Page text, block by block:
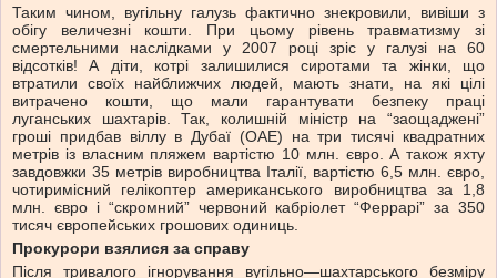
Таким чином, вугільну галузь фактично знекровили, вивіши з
обігу величезні кошти. При цьому рівень травматизму зі
смертельними наслідками у 2007 році зріс у галузі на 60
відсотків! А діти, котрі залишилися сиротами та жінки, що
втратили своїх найближчих людей, мають знати, на які цілі
витрачено кошти, що мали гарантувати безпеку праці
луганських шахтарів. Так, колишній міністр на “заощаджені”
гроші придбав віллу в Дубаї (ОАЕ) на три тисячі квадратних
метрів із власним пляжем вартістю 10 млн. євро. А також яхту
завдовжки 35 метрів виробництва Італії, вартістю 6,5 млн. євро,
чотиримісний гелікоптер американського виробництва за 1,8
млн. євро і “скромний” червоний кабріолет “Феррарі” за 350
тисяч європейських грошових одиниць.
Прокурори взялися за справу
Після тривалого ігнорування вугільно—шахтарського безміру